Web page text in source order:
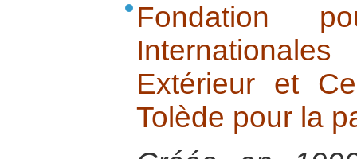
Fondation
Extérieur et
Tolède pour la